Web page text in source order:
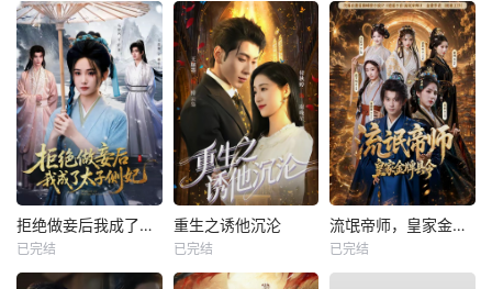
拒绝做妾后我成了太子侧妃
已完结
重生之诱他沉沦
已完结
流氓帝师，皇家金牌县令
已完结